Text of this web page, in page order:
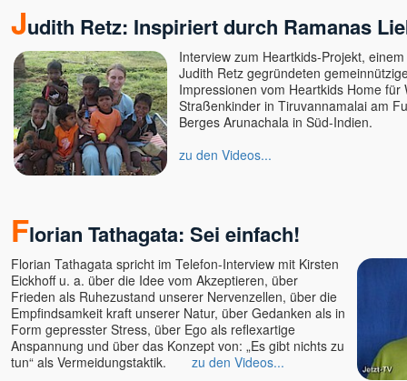
Judith Retz: Inspiriert durch Ramanas
Interview zum Heartkids-Projekt,
Judith Retz gegründeten
Impressionen vom Heartkids Home für
Straßenkinder in Tiruvannamalai am
Berges Arunachala in Süd-Indien.
zu den Videos...
Florian Tathagata: Sei einfach!
Florian Tathagata spricht im Telefon-Interview mit Kirsten
Eickhoff u. a. über die Idee vom Akzeptieren, über
Frieden als Ruhezustand unserer Nervenzellen, über die
Empfindsamkeit kraft unserer Natur, über Gedanken als in
Form gepresster Stress, über Ego als reflexartige
Anspannung und über das Konzept von: „Es gibt nichts zu
tun“ als Vermeidungstaktik. zu den Videos...